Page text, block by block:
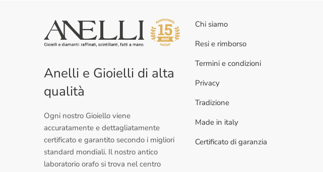
Anelli e Gioielli di alta
qualità
Ogni nostro Gioiello viene
accuratamente e dettagliatamente
certificato e garantito secondo i migliori
standard mondiali. Il nostro antico
laboratorio orafo si trova nel centro
Chi siamo
Resi e rimborso
Termini e condizioni
Privacy
Tradizione
Made in italy
Certificato di garanzia